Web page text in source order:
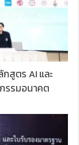
สูตร AI และ
รรมอนาคต